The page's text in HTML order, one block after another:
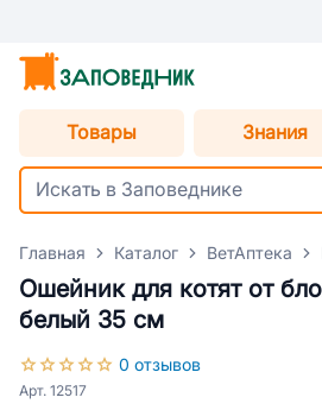
Товары Знания
Главная Каталог ВетАптека
Ошейник для котят от
белый 35 см
0 отзывов
Арт. 12517